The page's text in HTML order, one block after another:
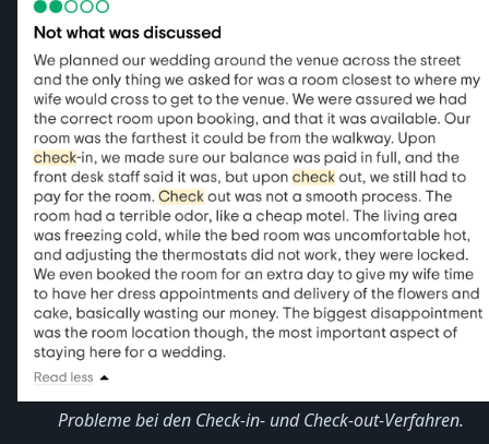
Probleme bei den Check-in- und Check-out-Verfahren.